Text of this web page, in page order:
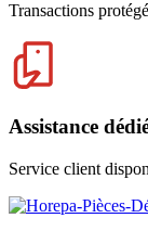
Transactions
Assistance
Service client